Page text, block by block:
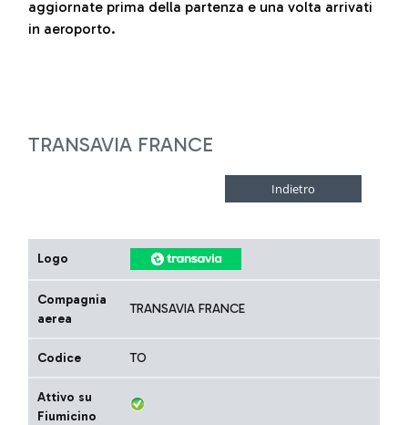
aggiornate prima della partenza e una volta arrivati
in aeroporto.
TRANSAVIA FRANCE
Logo
Compagnia
aerea
TRANSAVIA FRANCE
Codice TO
Attivo su
Fiumicino